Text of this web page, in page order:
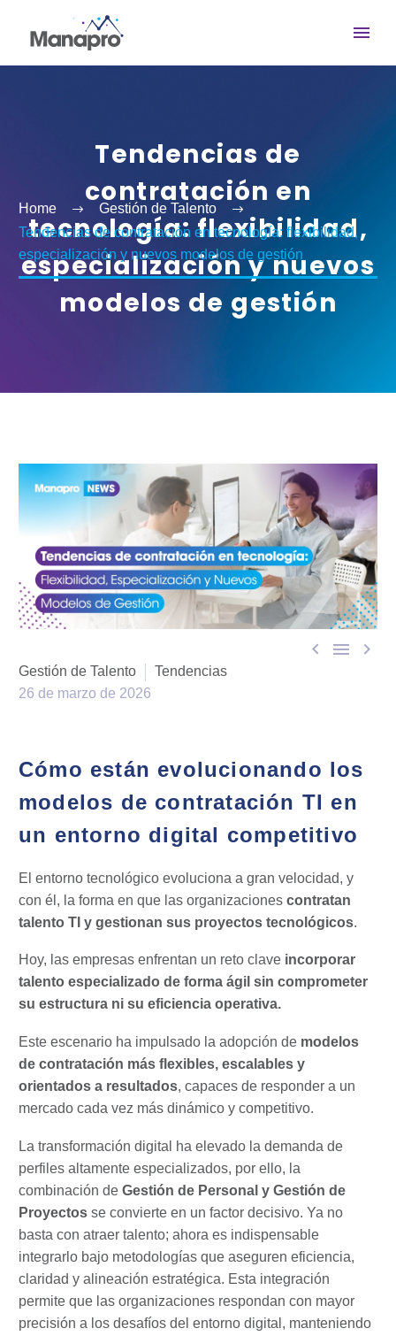
Tendencias de
contratación en
tecnología: flexibilidad,
especialización y nuevos
modelos de gestión
Home
Gestión de Talento
Tendencias de contratación en tecnología: flexibilidad,
especialización y nuevos modelos de gestión
  
Gestión de Talento
Tendencias
26 de marzo de 2026
Cómo están evolucionando los
modelos de contratación TI en
un entorno digital competitivo
El entorno tecnológico evoluciona a gran velocidad, y
con él, la forma en que las organizaciones contratan
talento TI y gestionan sus proyectos tecnológicos.
Hoy, las empresas enfrentan un reto clave incorporar
talento especializado de forma ágil sin comprometer
su estructura ni su eficiencia operativa.
Este escenario ha impulsado la adopción de modelos
de contratación más flexibles, escalables y
orientados a resultados, capaces de responder a un
mercado cada vez más dinámico y competitivo.
La transformación digital ha elevado la demanda de
perfiles altamente especializados, por ello, la
combinación de Gestión de Personal y Gestión de
Proyectos se convierte en un factor decisivo. Ya no
basta con atraer talento; ahora es indispensable
integrarlo bajo metodologías que aseguren eficiencia,
claridad y alineación estratégica. Esta integración
permite que las organizaciones respondan con mayor
precisión a los desafíos del entorno digital, manteniendo